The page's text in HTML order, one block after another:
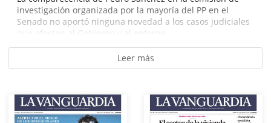
investigación organizada por la mayoría del PP en el
Senado no aportó ninguna novedad a los casos judiciales
que afectan al Gobierno y al entorno...
Leer más